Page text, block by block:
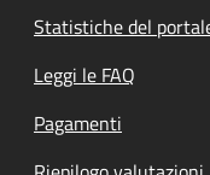
Statistiche del
Leggi le FAQ
Pagamenti